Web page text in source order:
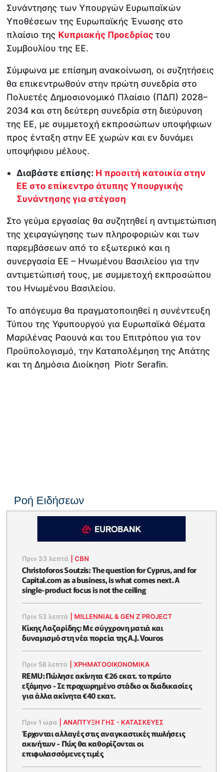
Συνάντησης των Υπουργών Ευρωπαϊκών
Υποθέσεων της Ευρωπαϊκής Ένωσης στο
πλαίσιο της Κυπριακής Προεδρίαςτου
Συμβουλίου της ΕΕ.
Σύμφωνα με επίσημη ανακοίνωση, οι συζητήσεις
θα επικεντρωθούν στην πρώτη συνεδρία στο
Πολυετές Δημοσιονομικό Πλαίσιο (ΠΔΠ) 2028–
2034 και στη δεύτερη συνεδρία στη διεύρυνση
της ΕΕ, με συμμετοχή εκπροσώπων υποψήφιων
προς ένταξη στην ΕΕ χωρών και εν δυνάμει
υποψήφιου μέλους.
Διαβάστε επίσης: H προσιτή κατοικία στην
ΕΕ στο επίκεντρο άτυπης Υπουργικής
Συνάντησης για στέγαση
Στο γεύμα εργασίας θα συζητηθεί η αντιμετώπιση
της χειραγώγησης των πληροφοριών και των
παρεμβάσεων από το εξωτερικό και η
συνεργασία ΕΕ – Ηνωμένου Βασιλείου για την
αντιμετώπισή τους, με συμμετοχή εκπροσώπου
του Ηνωμένου Βασιλείου.
Το απόγευμα θα πραγματοποιηθεί η συνέντευξη
Τύπου της Υφυπουργού για Ευρωπαϊκά Θέματα
Μαριλένας Ραουνά και του Επιτρόπου για τον
Προϋπολογισμό, την Καταπολέμηση της Απάτης
και τη Δημόσια Διοίκηση Piotr Serafin.
Ροή Ειδήσεων
Πριν 33 λεπτά |CBN
Christoforos Soutzis: The question for Cyprus, and for
Capital.com as a business, is what comes next. A
single-product focus is not the ceiling
Πριν 53 λεπτά MILLENNIAL & GEN Z PROJECT
Κίκης Λαζαρίδης: Με σύγχρονη ματιά και
δυναμισμό στη νέα πορεία της A.J. Vouros
Πριν 58 λεπτά |ΧΡΗΜΑΤΟΟΙΚΟΝΟΜΙΚΆ
REMU: Πώλησε ακίνητα €26 εκατ. το πρώτο
εξάμηνο - Σε προχωρημένο στάδιο οι διαδικασίες
για άλλα ακίνητα €40 εκατ.
Πριν 1 ώρα |ΑΝΑΠΤΥΞΗ ΓΗΣ - ΚΑΤΑΣΚΕΥΕΣ
Έρχονται αλλαγές στις αναγκαστικές πωλήσεις
ακινήτων - Πώς θα καθορίζονται οι
επιφυλασσόμενες τιμές